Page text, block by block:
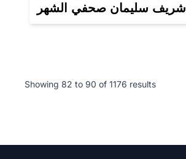
شريف سليمان صحفي الشهر
Showing 82 to 90 of 1176 results